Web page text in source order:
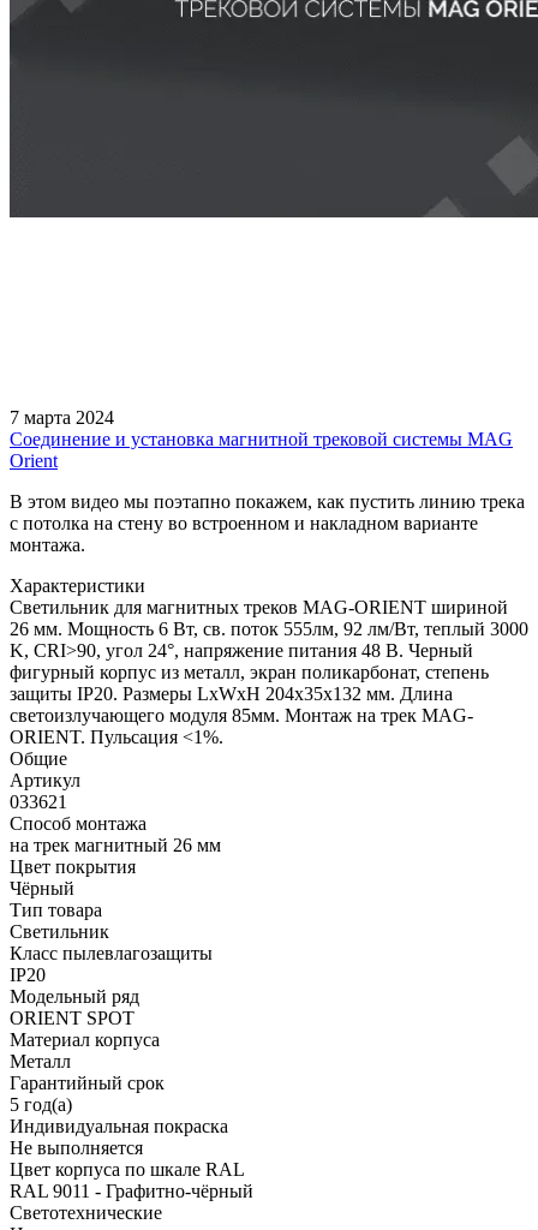
7 марта 2024
Соединение и установка магнитной трековой системы MAG
Orient
В этом видео мы поэтапно покажем, как пустить линию трека
с потолка на стену во встроенном и накладном варианте
монтажа.
Характеристики
Светильник для магнитных треков MAG-ORIENT шириной
26 мм. Мощность 6 Вт, св. поток 555лм, 92 лм/Вт, теплый 3000
K, CRI>90, угол 24°, напряжение питания 48 В. Черный
фигурный корпус из металл, экран поликарбонат, степень
защиты IP20. Размеры LxWxH 204x35x132 мм. Длина
светоизлучающего модуля 85мм. Монтаж на трек MAG-
ORIENT. Пульсация <1%.
Общие
Артикул
033621
Способ монтажа
на трек магнитный 26 мм
Цвет покрытия
Чёрный
Тип товара
Светильник
Класс пылевлагозащиты
IP20
Модельный ряд
ORIENT SPOT
Материал корпуса
Металл
Гарантийный срок
5 год(а)
Индивидуальная покраска
Не выполняется
Цвет корпуса по шкале RAL
RAL 9011 - Графитно-чёрный
Светотехнические